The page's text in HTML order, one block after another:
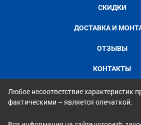
СКИДКИ
ДОСТАВКА И
ОТЗЫВЫ
КОНТАКТЫ
Любое несоответствие характеристик
фактическими – является опечаткой.